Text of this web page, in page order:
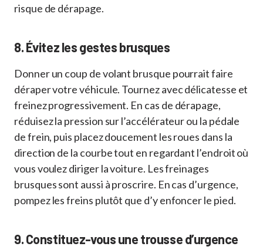
risque de dérapage.
8. Évitez les gestes brusques
Donner un coup de volant brusque pourrait faire
déraper votre véhicule. Tournez avec délicatesse et
freinez progressivement. En cas de dérapage,
réduisez la pression sur l’accélérateur ou la pédale
de frein, puis placez doucement les roues dans la
direction de la courbe tout en regardant l’endroit où
vous voulez diriger la voiture. Les freinages
brusques sont aussi à proscrire. En cas d’urgence,
pompez les freins plutôt que d’y enfoncer le pied.
9. Constituez-vous une trousse d’urgence